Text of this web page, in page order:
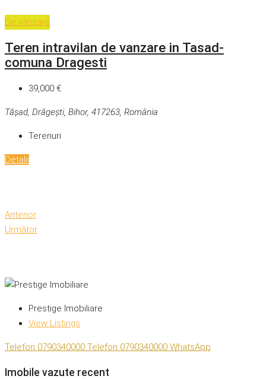
De vânzare
Teren intravilan de vanzare in Tasad-
comuna Dragesti
39,000 €
Tășad, Drăgești, Bihor, 417263, România
Terenuri
Detalii
Anterior
Următor
Prestige Imobiliare
View Listings
Telefon 0790340000 Telefon 0790340000 WhatsApp
Imobile vazute recent